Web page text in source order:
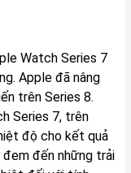
Watch Series 7
Apple đã nâng
trên Series 8.
Series 7, trên
độ cho kết quả
đến những trải